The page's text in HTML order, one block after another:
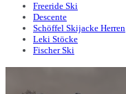
Freeride Ski
Descente
Schöffel Skijacke Herren
Leki Stöcke
Fischer Ski